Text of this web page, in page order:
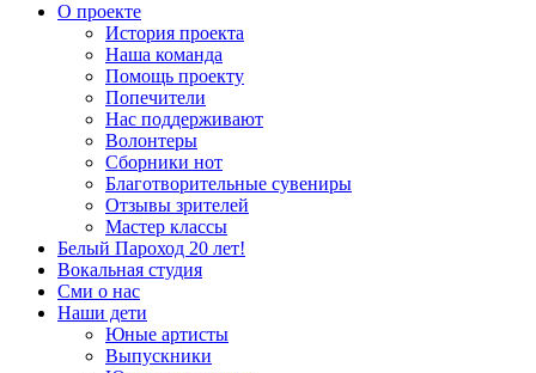
О проекте
История проекта
Наша команда
Помощь проекту
Попечители
Нас поддерживают
Волонтеры
Сборники нот
Благотворительные сувениры
Отзывы зрителей
Мастер классы
Белый Пароход 20 лет!
Вокальная студия
Сми о нас
Наши дети
Юные артисты
Выпускники